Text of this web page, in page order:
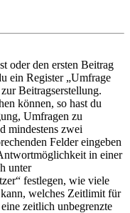
oder den ersten Beitrag
ein Register „Umfrage
Beitragserstellung.
können, so hast du
Umfragen zu
mindestens zwei
Felder eingeben
in einer
unter
festlegen, wie viele
welches Zeitlimit für
zeitlich unbegrenzte